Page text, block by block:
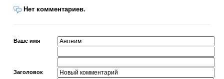
Нет комментариев.
Ваше имя
Заголовок